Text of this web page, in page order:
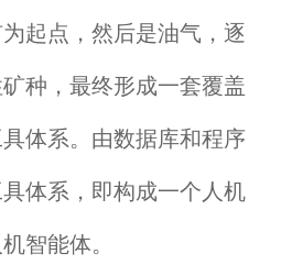
起点，然后是油气，逐
种，最终形成一套覆盖
体系。由数据库和程序
体系，即构成一个人机
智能体。